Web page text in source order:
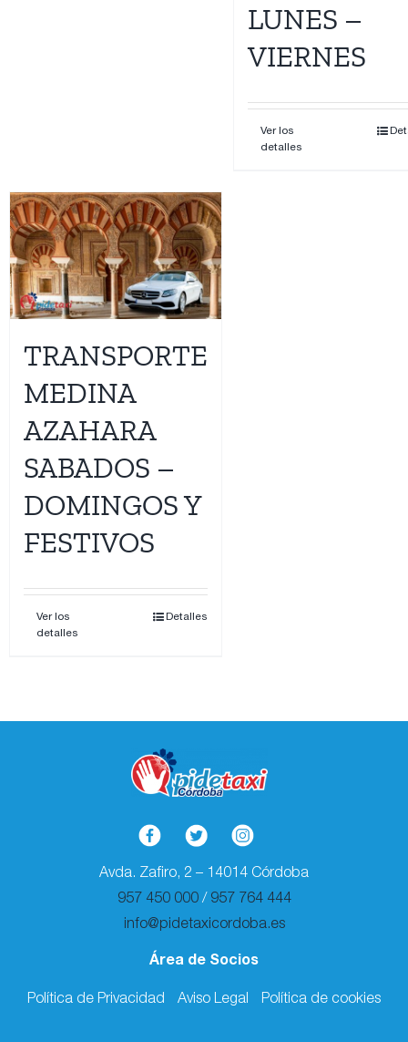
LUNES –
VIERNES
Ver los
detalles
TRANSPORTE
MEDINA
AZAHARA
SABADOS –
DOMINGOS Y
FESTIVOS
Ver los
detalles
Detalles
Avda. Zafiro, 2 – 14014 Córdoba
957 450 000/ 957 764 444
info@pidetaxicordoba.es
Área de Socios
Política de Privacidad Aviso Legal Política de cookies